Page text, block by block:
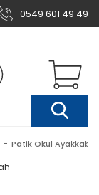
0549 601 49 49
Patik Okul Ayakkabı